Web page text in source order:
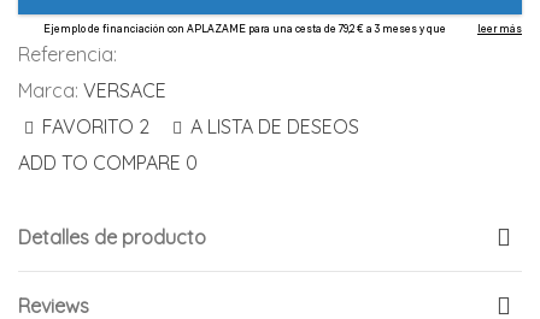
Referencia:
Marca: VERSACE
FAVORITO 2
A LISTA DE DESEOS
ADD TO COMPARE 0
Detalles de producto
Reviews